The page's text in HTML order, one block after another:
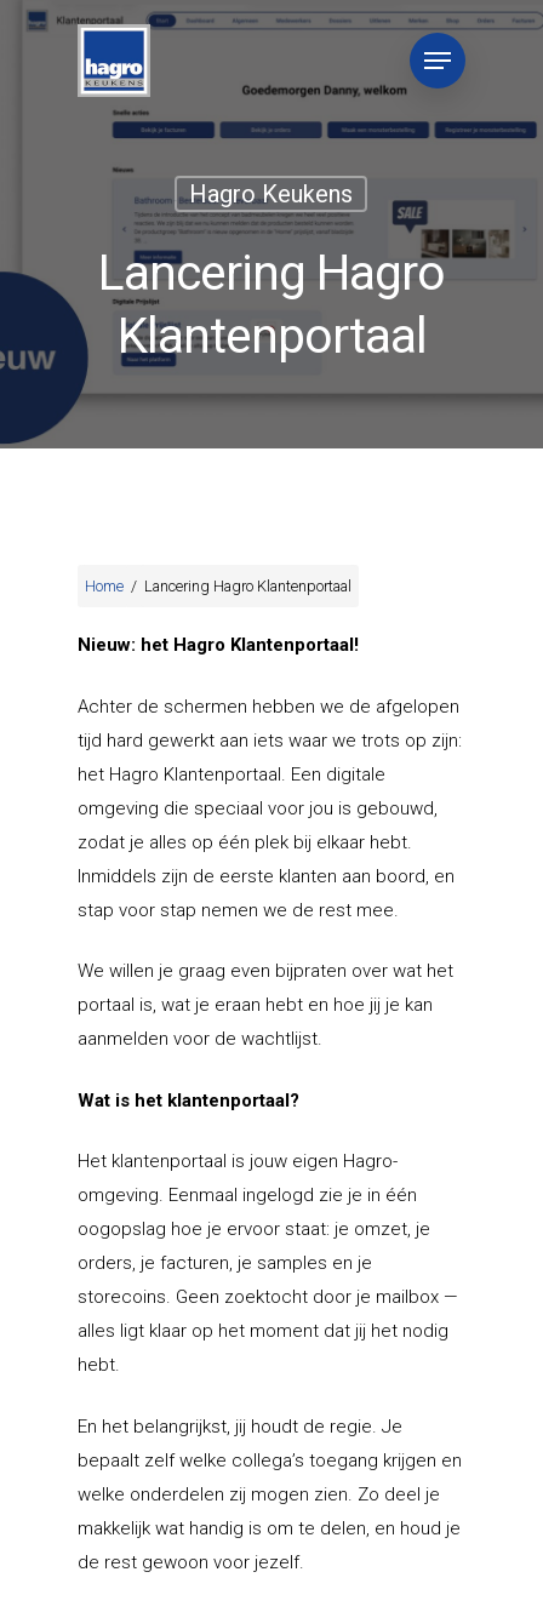
Hagro Keukens
Lancering Hagro
Klantenportaal
Home / Lancering Hagro Klantenportaal
Nieuw: het Hagro Klantenportaal!
Achter de schermen hebben we de afgelopen
tijd hard gewerkt aan iets waar we trots op zijn:
het Hagro Klantenportaal. Een digitale
omgeving die speciaal voor jou is gebouwd,
zodat je alles op één plek bij elkaar hebt.
Inmiddels zijn de eerste klanten aan boord, en
stap voor stap nemen we de rest mee.
We willen je graag even bijpraten over wat het
portaal is, wat je eraan hebt en hoe jij je kan
aanmelden voor de wachtlijst.
Wat is het klantenportaal?
Het klantenportaal is jouw eigen Hagro-
omgeving. Eenmaal ingelogd zie je in één
oogopslag hoe je ervoor staat: je omzet, je
orders, je facturen, je samples en je
storecoins. Geen zoektocht door je mailbox —
alles ligt klaar op het moment dat jij het nodig
hebt.
En het belangrijkst, jij houdt de regie. Je
bepaalt zelf welke collega’s toegang krijgen en
welke onderdelen zij mogen zien. Zo deel je
makkelijk wat handig is om te delen, en houd je
de rest gewoon voor jezelf.